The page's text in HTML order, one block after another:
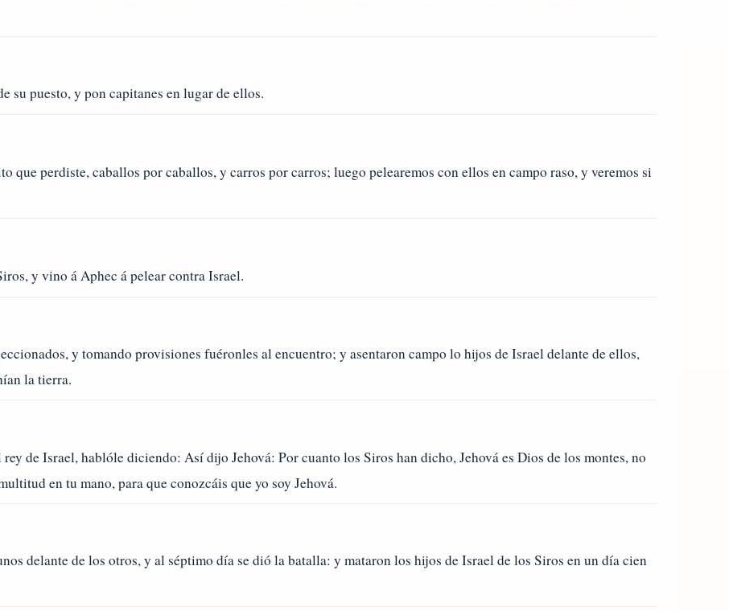
su puesto, y pon capitanes en lugar de ellos.
que perdiste, caballos por caballos, y carros por carros; luego pelearemos con ellos en campo raso, y veremos si
y vino á Aphec á pelear contra Israel.
y tomando provisiones fuéronles al encuentro; y asentaron campo lo hijos de Israel delante de ellos,
la tierra.
de Israel, hablóle diciendo: Así dijo Jehová: Por cuanto los Siros han dicho, Jehová es Dios de los montes, no
en tu mano, para que conozcáis que yo soy Jehová.
delante de los otros, y al séptimo día se dió la batalla: y mataron los hijos de Israel de los Siros en un día cien